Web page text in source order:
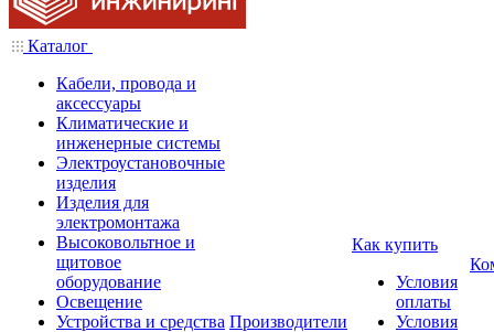
Каталог
Кабели, провода и
аксессуары
Климатические и
инженерные системы
Электроустановочные
изделия
Изделия для
электромонтажа
Высоковольтное и
щитовое
оборудование
Освещение
Устройства и средства Производители
Как купить
Условия
оплаты
Условия